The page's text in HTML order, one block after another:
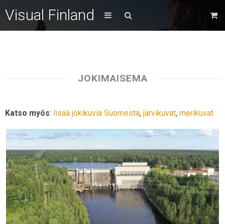
Visual Finland
JOKIMAISEMA
Katso myös: lisää jokikuvia Suomesta, järvikuvat, merikuvat